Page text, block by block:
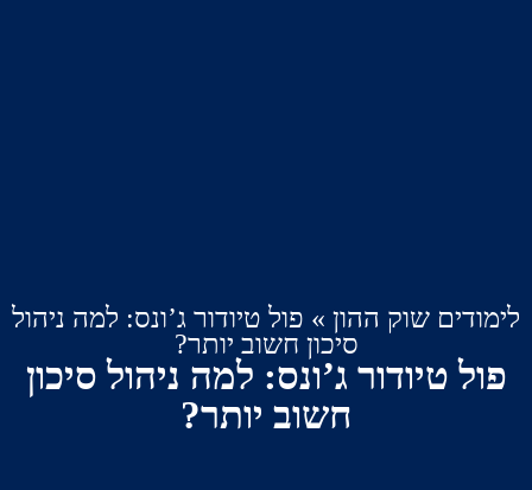
שוק ההון»פול טיודור ג’ונס: למה ניהול
סיכון חשוב יותר?
ג’ונס: למה ניהול סיכון
חשוב יותר?